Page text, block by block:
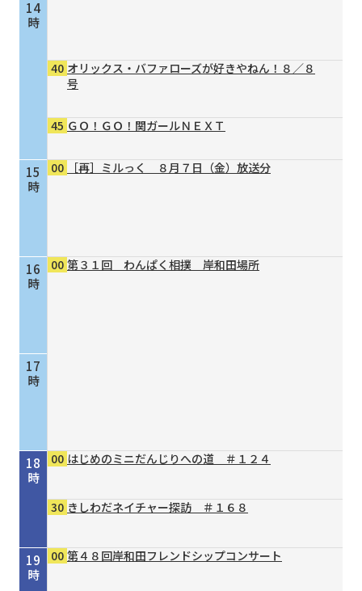
14
時
15
時
16
時
17
時
18
時
19
時
40 オリックス・バファローズが好きやねん！８／８
号
45 ＧＯ！ＧＯ！関ガールＮＥＸＴ
00 ［再］ミルっく ８月７日（金）放送分
00 第３１回 わんぱく相撲 岸和田場所
00 はじめのミニだんじりへの道 ＃１２４
30 きしわだネイチャー探訪 ＃１６８
00 第４８回岸和田フレンドシップコンサート